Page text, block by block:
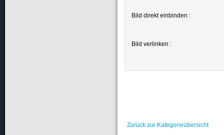
Bild direkt einbinden :
Bild verlinken :
Zurück zur Kategorieübersicht